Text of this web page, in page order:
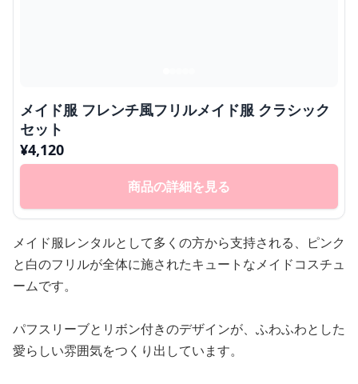
メイド服 フレンチ風フリルメイド服 クラシック
セット
¥4,120
商品の詳細を見る
メイド服レンタルとして多くの方から支持される、ピンク
と白のフリルが全体に施されたキュートなメイドコスチュ
ームです。
パフスリーブとリボン付きのデザインが、ふわふわとした
愛らしい雰囲気をつくり出しています。